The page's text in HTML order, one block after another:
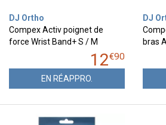
DJ Ortho
Compex Activ poignet de
force Wrist Band+ S / M
12€90
EN RÉAPPRO.
DJ
bras